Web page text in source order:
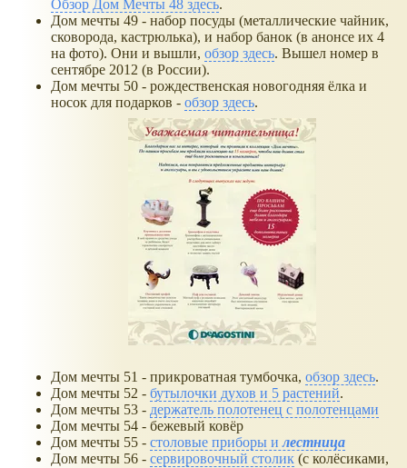
Обзор Дом Мечты 48 здесь.
Дом мечты 49 - набор посуды (металлические чайник,
сковорода, кастрюлька), и набор банок (в анонсе их 4
на фото). Они и вышли, обзор здесь. Вышел номер в
сентябре 2012 (в России).
Дом мечты 50 - рождественская новогодняя ёлка и
носок для подарков - обзор здесь.
Дом мечты 51 - прикроватная тумбочка, обзор здесь.
Дом мечты 52 - бутылочки духов и 5 растений.
Дом мечты 53 - держатель полотенец с полотенцами
Дом мечты 54 - бежевый ковёр
Дом мечты 55 - столовые приборы илестница
Дом мечты 56 - сервировочный столик (с колёсиками,